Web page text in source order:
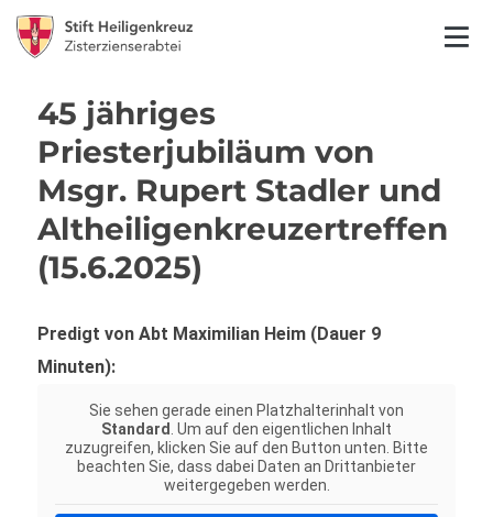
45 jähriges
Priesterjubiläum von
Msgr. Rupert Stadler und
Altheiligenkreuzertreffen
(15.6.2025)
Predigt von Abt Maximilian Heim (Dauer 9
Minuten):
Sie sehen gerade einen Platzhalterinhalt von
Standard . Um auf den eigentlichen Inhalt
zuzugreifen, klicken Sie auf den Button unten. Bitte
beachten Sie, dass dabei Daten an Drittanbieter
weitergegeben werden.